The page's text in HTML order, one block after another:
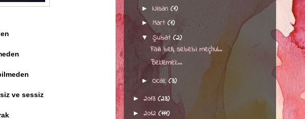
ve sessiz
► Nisan(1)
► Mart (1)
▼ Şubat (2)
Faili belli, sebebi meçhul...
Beklemek...
► Ocak(3)
► 2013(23)
► 2012 (111)